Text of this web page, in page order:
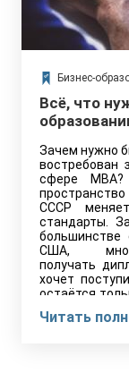
Бизнес-
Всё, что
Зачем нужно
востребован
сфере
СССР
стандарты.
США,
получать
хочет
остаётся
Читать